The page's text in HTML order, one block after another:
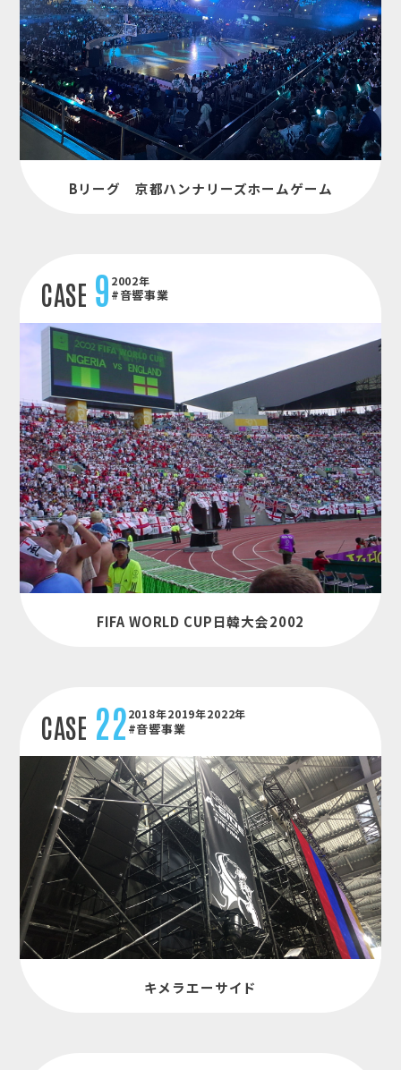
Bリーグ 京都ハンナリーズホームゲーム
CASE 9 2002年
#音響事業
FIFA WORLD CUP日韓大会2002
CASE 222018年2019年2022年
#音響事業
キメラエーサイド